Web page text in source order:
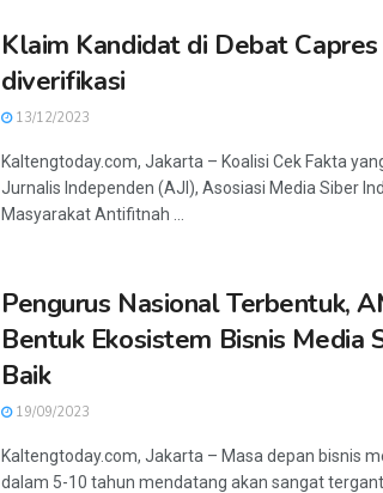
Klaim Kandidat di Debat
diverifikasi
13/12/2023
Kaltengtoday.com, Jakarta – Koalisi Cek Fakta
Jurnalis Independen (AJI), Asosiasi Media Siber
Masyarakat Antifitnah ...
Pengurus Nasional Terbentuk,
Bentuk Ekosistem Bisnis Media
Baik
19/09/2023
Kaltengtoday.com, Jakarta – Masa depan bisnis
dalam 5-10 tahun mendatang akan sangat